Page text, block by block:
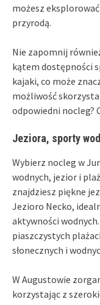
możesz
przyrodą.
Nie zapomnij
kątem dostępności
kajaki, co może
możliwość
odpowiedni nocleg?
Jeziora, sporty
Wybierz nocleg w
wodnych, jezior i
znajdziesz piękne
Jezioro Necko,
aktywności
piaszczystych
słonecznych i
W Augustowie
korzystając z